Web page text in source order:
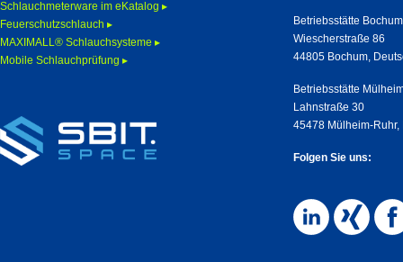
Schlauchmeterware im eKatalog ▸
Feuerschutzschlauch ▸
MAXIMALL® Schlauchsysteme ▸
Mobile Schlauchprüfung ▸
Betriebsstätte Bochum
Wiescherstraße 86
44805 Bochum,
Betriebsstätte
Lahnstraße 30
45478 Mülheim-
Folgen Sie uns: